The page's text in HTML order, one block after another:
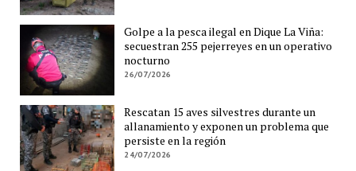
Golpe a la pesca ilegal en Dique La Viña:
secuestran 255 pejerreyes en un operativo
nocturno
26/07/2026
Rescatan 15 aves silvestres durante un
allanamiento y exponen un problema que
persiste en la región
24/07/2026